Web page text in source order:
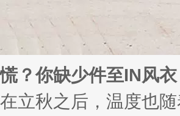
慌？你缺少件至IN风衣
在立秋之后，温度也